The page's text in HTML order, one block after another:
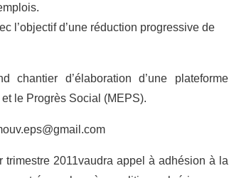
l’objectif d’une réduction progressive de
d’élaboration d’une plateforme
le Progrès Social (MEPS).
2011vaudra appel à adhésion à la